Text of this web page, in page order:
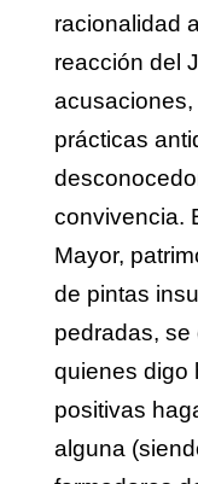
racionalidad
reacción del
prácticas
convivencia.
Mayor,
de pintas
pedradas, se
quienes digo
positivas
alguna